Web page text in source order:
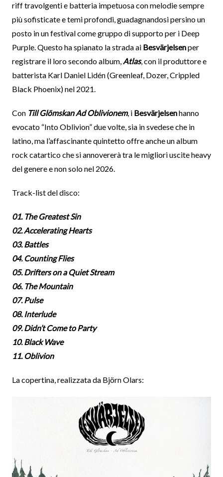
riff travolgenti e batteria impetuosa con melodie sempre
più sofisticate e temi profondi, guadagnandosi persino un
posto in un festival come gruppo di supporto per i Deep
Purple. Questo ha spianato la strada ai Besvärjelsenper
registrare il loro secondo album,Atlas, con il produttore e
batterista Karl Daniel Lidén (Greenleaf, Dozer, Crippled
Black Phoenix) nel 2021.
Con Till Glömskan Ad Oblivionem, i Besvärjelsenhanno
evocato “Into Oblivion” due volte, sia in svedese che in
latino, ma l’affascinante quintetto offre anche un album
rock catartico che si annovererà tra le migliori uscite heavy
del genere e non solo nel 2026.
Track-list del disco:
01. The Greatest Sin
02. Accelerating Hearts
03. Battles
04. Counting Flies
05. Drifters on a Quiet Stream
06. The Mountain
07. Pulse
08. Interlude
09. Didn’t Come to Party
10. Black Wave
11. Oblivion
La copertina, realizzata da Björn Olars: